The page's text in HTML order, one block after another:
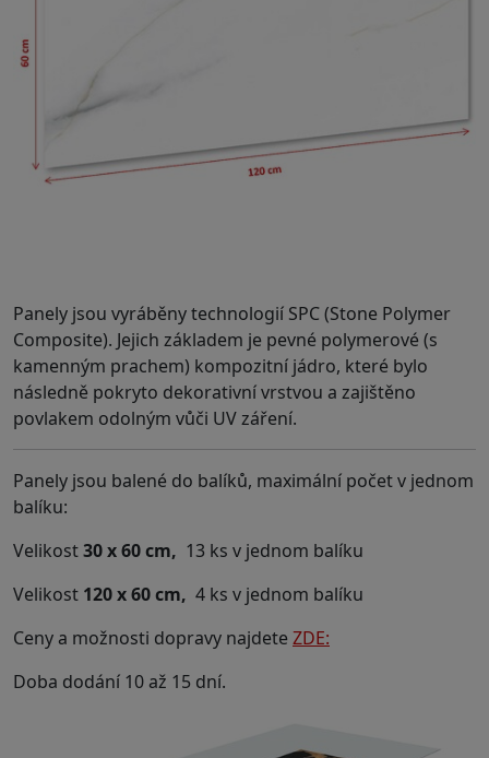
Panely jsou vyráběny technologií SPC (Stone Polymer
Composite). Jejich základem je pevné polymerové (s
kamenným prachem) kompozitní jádro, které bylo
následně pokryto dekorativní vrstvou a zajištěno
povlakem odolným vůči UV záření.
Panely jsou balené do balíků, maximální počet v jednom
balíku:
Velikost30 x 60 cm, 13 ks v jednom balíku
Velikost 120 x 60 cm, 4 ks v jednom balíku
Ceny a možnosti dopravy najdete ZDE:
Doba dodání 10 až 15 dní.